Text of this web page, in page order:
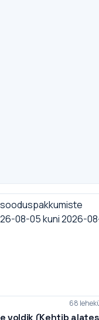
68
voldik (Kehtib alates